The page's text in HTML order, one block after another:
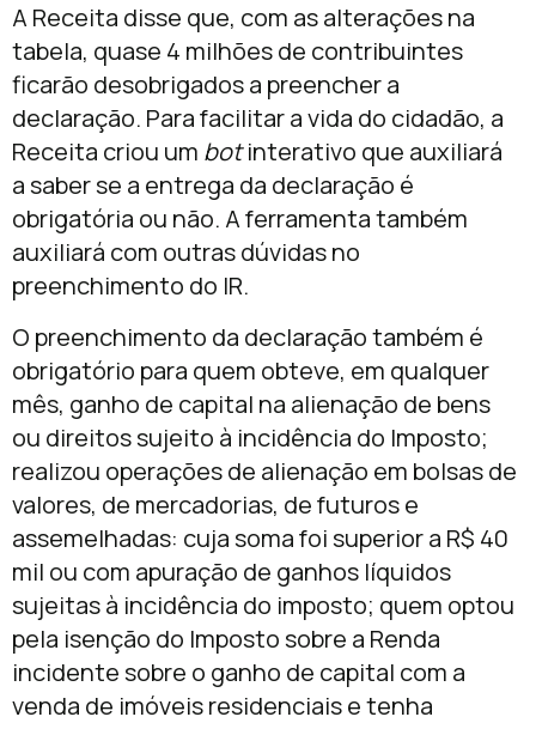
A Receita disse que, com as alterações na
tabela, quase 4 milhões de contribuintes
ficarão desobrigados a preencher a
declaração. Para facilitar a vida do cidadão, a
Receita criou um botinterativo que auxiliará
a saber se a entrega da declaração é
obrigatória ou não. A ferramenta também
auxiliará com outras dúvidas no
preenchimento do IR.
O preenchimento da declaração também é
obrigatório para quem obteve, em qualquer
mês, ganho de capital na alienação de bens
ou direitos sujeito à incidência do Imposto;
realizou operações de alienação em bolsas de
valores, de mercadorias, de futuros e
assemelhadas: cuja soma foi superior a R$ 40
mil ou com apuração de ganhos líquidos
sujeitas à incidência do imposto; quem optou
pela isenção do Imposto sobre a Renda
incidente sobre o ganho de capital com a
venda de imóveis residenciais e tenha